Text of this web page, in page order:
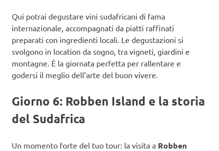
Qui potrai degustare vini sudafricani di fama
internazionale, accompagnati da piatti raffinati
preparati con ingredienti locali. Le degustazioni si
svolgono in location da sogno, tra vigneti, giardini e
montagne. È la giornata perfetta per rallentare e
godersi il meglio dell’arte del buon vivere.
Giorno 6: Robben Island e la storia
del Sudafrica
Un momento forte del tuo tour: la visita a Robben